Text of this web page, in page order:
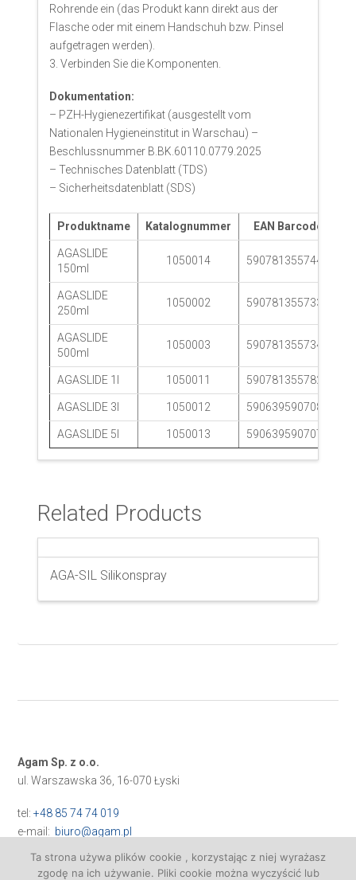
Rohrende ein (das Produkt kann direkt aus der
Flasche oder mit einem Handschuh bzw. Pinsel
aufgetragen werden).
3. Verbinden Sie die Komponenten.
Dokumentation:
– PZH-Hygienezertifikat (ausgestellt vom
Nationalen Hygieneinstitut in Warschau) –
Beschlussnummer B.BK.60110.0779.2025
– Technisches Datenblatt (TDS)
– Sicherheitsdatenblatt (SDS)
Produktname Katalognummer EAN Barcode
AGASLIDE
150ml
1050014 5907813557446
AGASLIDE
250ml
1050002 5907813557330
AGASLIDE
500ml
1050003 5907813557347
AGASLIDE 1l 1050011 5907813557828
AGASLIDE 3l 1050012 5906395907083
AGASLIDE 5l 1050013 5906395907076
Related Products
AGA-SIL Silikonspray
Agam Sp. z o.o.
ul. Warszawska 36, 16-070 Łyski
tel:+48 85 74 74 019
e-mail: biuro@agam.pl
Ta strona używa plików cookie , korzystając z niej wyrażasz
zgodę na ich używanie. Pliki cookie można wyczyścić lub